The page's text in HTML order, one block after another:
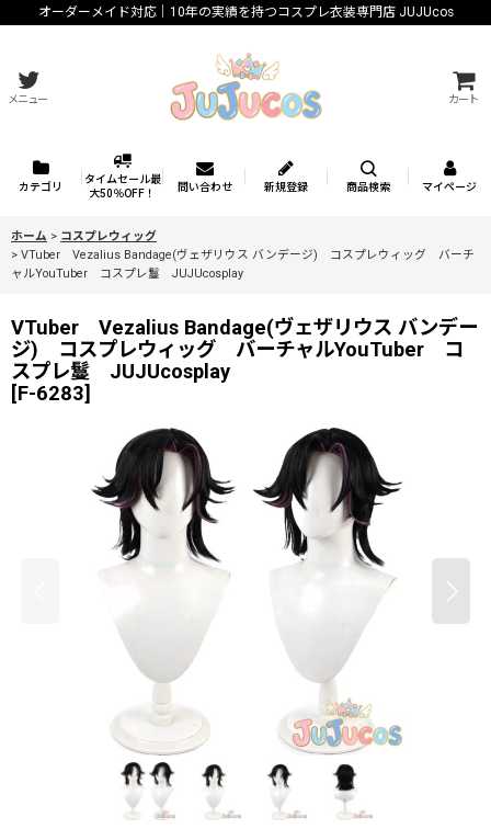
オーダーメイド対応｜10年の実績を持つコスプレ衣装専門店 JUJUcos
メニュー カート
カテゴリ
タイムセール最
大50％OFF！
問い合わせ 新規登録 商品検索 マイページ
ホーム > コスプレウィッグ
> VTuber Vezalius Bandage(ヴェザリウス バンデージ) コスプレウィッグ バーチ
ャルYouTuber コスプレ鬘 JUJUcosplay
VTuber Vezalius Bandage(ヴェザリウス バンデー
ジ) コスプレウィッグ バーチャルYouTuber コ
スプレ鬘 JUJUcosplay
[F-6283]